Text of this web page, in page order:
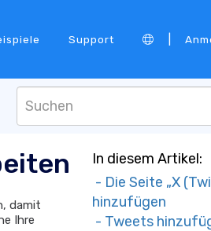
Support
damit
Ihre
In diesem Artikel:
- Die Seite „X
hinzufügen
- Tweets